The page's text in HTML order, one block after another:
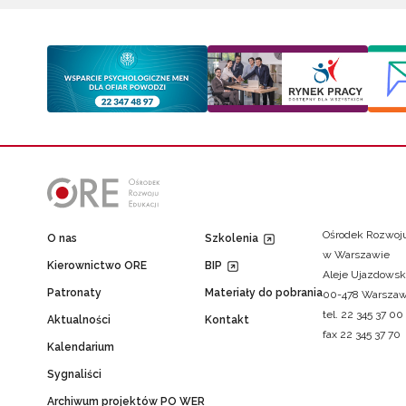
O nas
Kierownictwo ORE
Patronaty
Aktualności
Kalendarium
Sygnaliści
Archiwum projektów PO WER
Szkolenia
BIP
Materiały do pobrania
Kontakt
Ośrodek
w Warszawie
Aleje
00-478
tel. 22 345 37 00
fax 22 345 37 70